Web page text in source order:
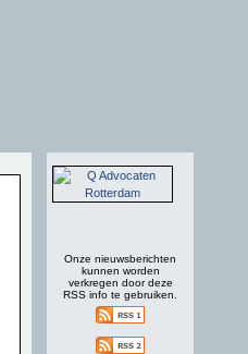
Onze nieuwsberichten
kunnen worden
verkregen door deze
RSS info te gebruiken.